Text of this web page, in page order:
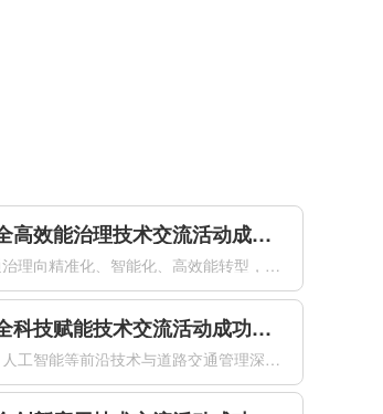
道路交通安全高效能治理技术交流活动成功举办
为推动道路交通治理向精准化、智能化、高效能转型，加快先进技术在交通安全治理中的落地应用。2026年4月21日下午，由公安部道路交通安全研究中心、中国道路交通安全协会共同主办的道路交通安全高效能治理技术交流活动在南京国际博览会议中心成功举办。来自公安交通管理部门、科研机构、高等院校及相关企业的专家代表...
道路交通安全科技赋能技术交流活动成功举办
为推动大数据、人工智能等前沿技术与道路交通管理深度融合，以科技创新赋能交管工作提质增效，全面提升道路交通安全治理现代化水平，2026年4月21日下午，由公安部道路交通安全研究中心、中国道路交通安全协会联合主办的道路交通安全科技赋能技术交流活动在南京国际博览会议中心成功举办。来自公安交通管理部门、科研...